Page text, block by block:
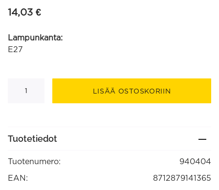
14,03 €
Lampunkanta:
E27
LISÄÄ OSTOSKORIIN
Tuotetiedot
Tuotenumero:
940404
EAN:
8712879141365